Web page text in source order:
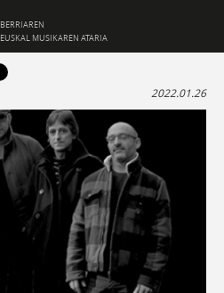
BERRIAREN
EUSKAL MUSIKAREN ATARIA
2022.01.26